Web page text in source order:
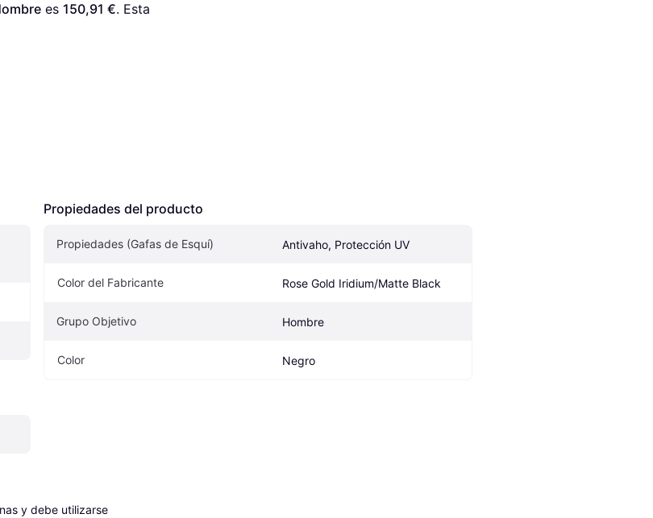
es 150,91 €. Esta
Propiedades del producto
Propiedades (Gafas de Esquí) Antivaho, Protección UV
Color del Fabricante Rose Gold Iridium/Matte Black
Grupo Objetivo Hombre
Color Negro
y debe utilizarse